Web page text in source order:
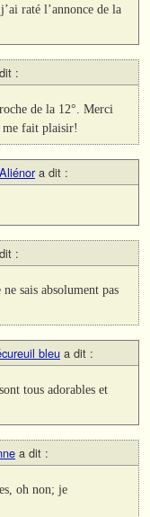
raté l’annonce de la
:
de la 12°. Merci
me fait plaisir!
a dit :
:
sais absolument pas
bleu a dit :
tous adorables et
a dit :
oh non; je